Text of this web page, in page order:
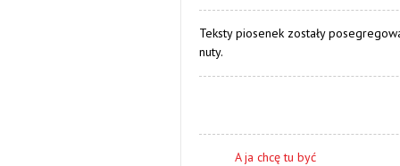
Teksty piosenek zostały
nuty.
A ja chcę tu być